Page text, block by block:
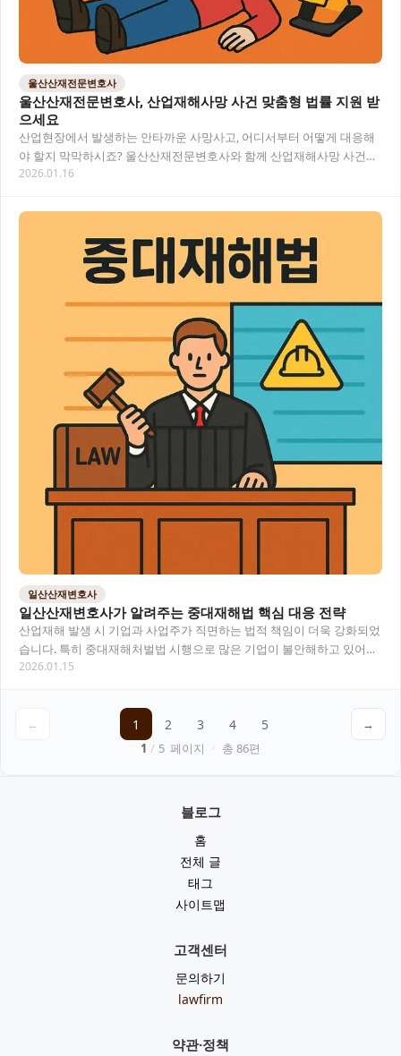
울산산재전문변호사
울산산재전문변호사, 산업재해사망 사건 맞춤형 법률 지원 받
으세요
산업현장에서 발생하는 안타까운 사망사고, 어디서부터 어떻게 대응해
야 할지 막막하시죠? 울산산재전문변호사와 함께 산업재해사망 사건에
대한 적절한 법적 대응과 최대 보상을 위한 전략적…
2026.01.16
일산산재변호사
일산산재변호사가 알려주는 중대재해법 핵심 대응 전략
산업재해 발생 시 기업과 사업주가 직면하는 법적 책임이 더욱 강화되었
습니다. 특히 중대재해처벌법 시행으로 많은 기업이 불안해하고 있어요.
일산 지역에서도 산재 사고와 중대재해 대응…
2026.01.15
← 1 2 3 4 5
→
1 / 5 페이지 · 총 86편
블로그
홈
전체 글
태그
사이트맵
고객센터
문의하기
lawfirm
약관·정책